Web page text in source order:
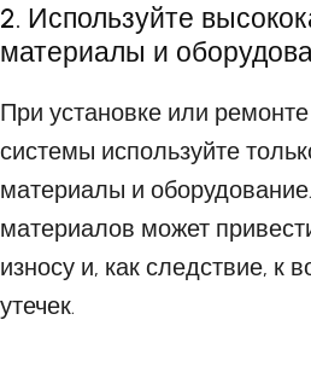
2. Используйте
материалы и
При установке или
системы используйте
материалы и
материалов может
износу и, как следствие, к
утечек.